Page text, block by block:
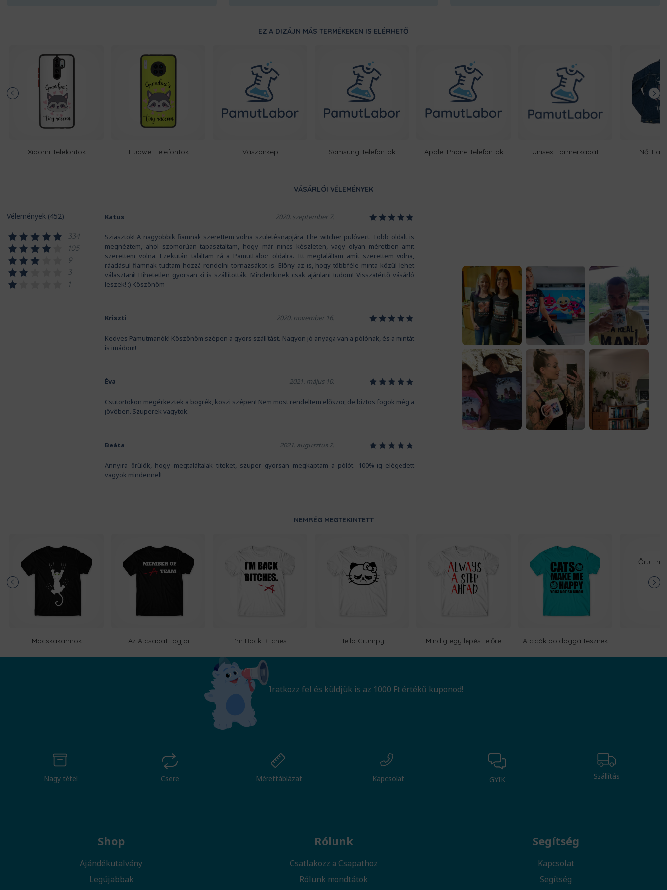
EZ A DIZÁJN MÁS TERMÉKEKEN IS ELÉRHETŐ
Xiaomi Telefontok Huawei Telefontok Vászonkép Samsung Telefontok Apple iPhone Telefontok Unisex Farmerkabát Női
VÁSÁRLÓI VÉLEMÉNYEK
Vélemények (452)
334
105
9
3
1
Katus 2020. szeptember 7. 12345
Sziasztok! A nagyobbik fiamnak szerettem volna születésnapjára The witcher pulóvert. Több oldalt is
megnéztem, ahol szomorúan tapasztaltam, hogy már nincs készleten, vagy olyan méretben amit
szerettem volna. Ezekután találtam rá a PamutLabor oldalra. Itt megtaláltam amit szerettem volna,
ráadásul fiamnak tudtam hozzá rendelni tornazsákot is. Előny az is, hogy többféle minta közül lehet
választani! Hihetetlen gyorsan ki is szállították. Mindenkinek csak ajánlani tudom! Visszatértő vásárló
leszek! :) Köszönöm
Kriszti 2020. november 16. 12345
Kedves Pamutmanók! Köszönöm szépen a gyors szállítást. Nagyon jó anyaga van a pólónak, és a mintát
is imádom!
Éva 2021. május 10. 12345
Csütörtökön megérkeztek a bögrék, köszi szépen! Nem most rendeltem először, de biztos fogok még a
jövőben. Szuperek vagytok.
Beáta 2021. augusztus 2. 12345
Annyira örülök, hogy megtaláltalak titeket, szuper gyorsan megkaptam a pólót. 100%-ig elégedett
vagyok mindennel!
NEMRÉG MEGTEKINTETT
Macskakarmok Az A csapat tagjai I'm Back Bitches Hello Grumpy Mindig egy lépést előre A cicák boldoggá tesznek
Őrült
Iratkozz fel és küldjük is az 1000 Ft értékű kuponod!
Nagy tétel Csere Mérettáblázat Kapcsolat GYIK Szállítás
Shop
Ajándékutalvány
Legújabbak
Rólunk
Csatlakozz a Csapathoz
Rólunk mondtátok
Segítség
Kapcsolat
Segítség